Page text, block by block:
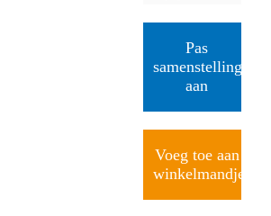
Pas
samenstelling
aan
Voeg toe aan
winkelmandje